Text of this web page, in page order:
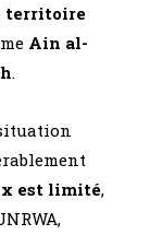
territoire
Ain al-
​.
est limité,